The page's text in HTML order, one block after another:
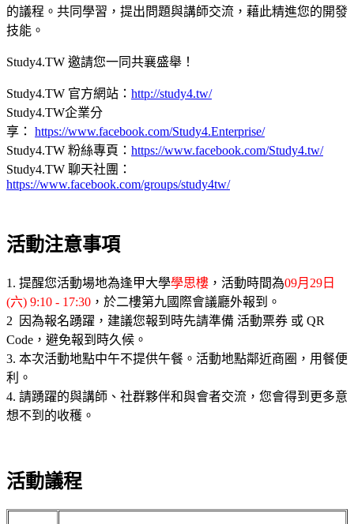
的議程。共同學習，提出問題與講師交流，藉此精進您的開發
技能。
Study4.TW 邀請您一同共襄盛舉！
Study4.TW 官方網站： http://study4.tw/
Study4.TW企業分
享： https://www.facebook.com/Study4.Enterprise/​
Study4.TW 粉絲專頁： https://www.facebook.com/Study4.tw/
Study4.TW 聊天社團：
https://www.facebook.com/groups/study4tw/
活動注意事項
1. 提醒您活動場地為逢甲大學學思樓 ，活動時間為09月29日
(六) 9:10 - 17:30 ，於二樓第九國際會議廳外報到。
2 因為報名踴躍，建議您報到時先請準備 活動票券 或 QR
Code，避免報到時久候。
3. 本次活動地點中午不提供午餐。活動地點鄰近商圈，用餐便
利。
4. 請踴躍的與講師、社群夥伴和與會者交流，您會得到更多意
想不到的收穫。
活動議程